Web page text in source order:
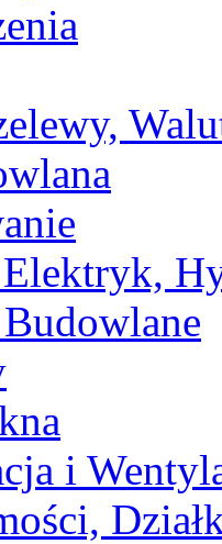
Elektryk,
i